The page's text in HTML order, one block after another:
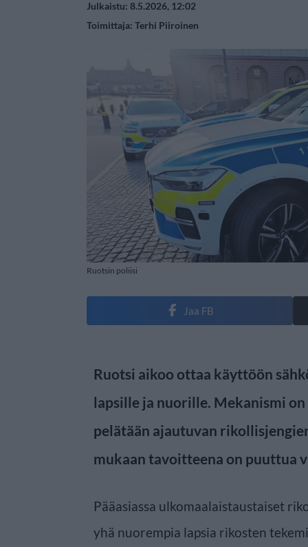
Julkaistu: 8.5.2026, 12:02
Toimittaja: Terhi Piiroinen
Ruotsin poliisi
Jaa FB
Ruotsi aikoo ottaa käyttöön
lapsille ja nuorille. Mekanismi
pelätään ajautuvan
mukaan tavoitteena on puuttua
Pääasiassa ulkomaalaistaustaiset
yhä nuorempia lapsia rikosten